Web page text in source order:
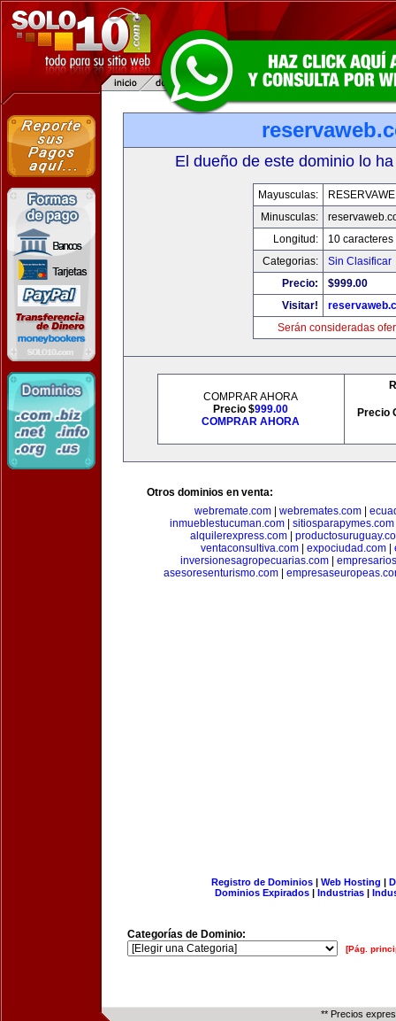
El dueño de este dominio lo
Mayusculas:
Minusculas:
Longitud:
10 caracteres
Categorias:
Sin Clasificar
Precio:
$999.00
Visitar!
Serán consideradas
COMPRAR AHORA
Precio $999.00
COMPRAR AHORA
Precio
Otros dominios en venta:
webremate.com| webremates.com|
inmueblestucuman.com
sitiosparapymes.com
alquilerexpress.com
ventaconsultiva.com
expociudad.com
inversionesagropecuarias.com
asesoresenturismo.com|
Registro de Dominios| Web Hosting |
Dominios Expirados | Industrias |
Categorías de Dominio:
[Pág.
** Precios